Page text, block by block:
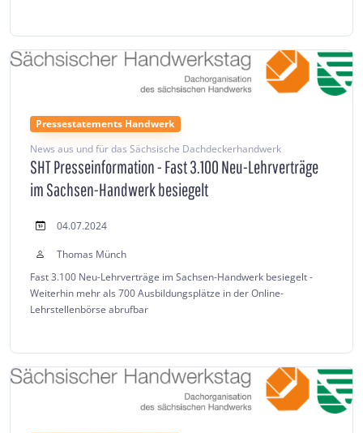
Pressestatements Handwerk
News aus und für das Sächsische Dachdeckerhandwerk
SHT Presseinformation - Fast 3.100 Neu-Lehrverträge
im Sachsen-Handwerk besiegelt
04.07.2024
Thomas Münch
Fast 3.100 Neu-Lehrverträge im Sachsen-Handwerk besiegelt -
Weiterhin mehr als 700 Ausbildungsplätze in der Online-
Lehrstellenbörse abrufbar